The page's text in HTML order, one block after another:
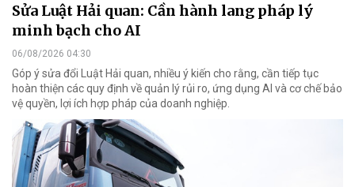
Sửa Luật Hải quan: Cần hành lang pháp lý
minh bạch cho AI
06/08/2026 04:30
Góp ý sửa đổi Luật Hải quan, nhiều ý kiến cho rằng, cần tiếp tục
hoàn thiện các quy định về quản lý rủi ro, ứng dụng AI và cơ chế bảo
vệ quyền, lợi ích hợp pháp của doanh nghiệp.